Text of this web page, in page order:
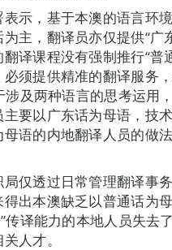
示，基于本澳的语言环
主，翻译员亦仅提供“广
译课程没有强制推行“普
须提供精准的翻译服务
涉及两种语言的思考运用
要以广东话为母语，技
语的内地翻译人员的做
仅透过日常管理翻译事
出本澳缺乏以普通话为
传译能力的本地人员失去
人才。